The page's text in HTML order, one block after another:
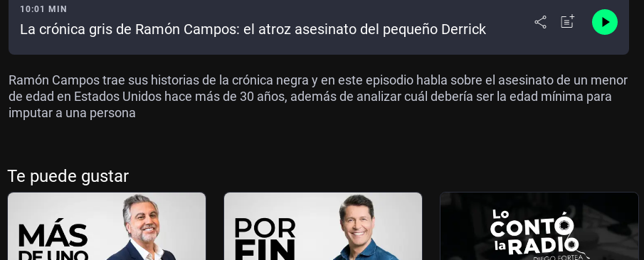
10:01 MIN
La crónica gris de Ramón Campos: el atroz asesinato del pequeño Derrick
Ramón Campos trae sus historias de la crónica negra y en este episodio habla sobre el asesinato de un menor
de edad en Estados Unidos hace más de 30 años, además de analizar cuál debería ser la edad mínima para
imputar a una persona
Te puede gustar